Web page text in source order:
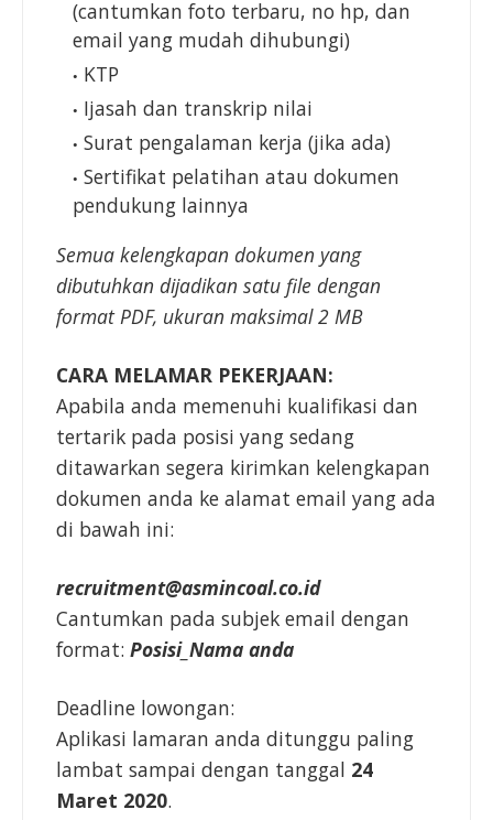
(cantumkan foto terbaru, no hp, dan
email yang mudah dihubungi)
KTP
Ijasah dan transkrip nilai
Surat pengalaman kerja (jika ada)
Sertifikat pelatihan atau dokumen
pendukung lainnya
Semua kelengkapan dokumen yang
dibutuhkan dijadikan satu file dengan
format PDF, ukuran maksimal 2 MB
CARA MELAMAR PEKERJAAN:
Apabila anda memenuhi kualifikasi dan
tertarik pada posisi yang sedang
ditawarkan segera kirimkan kelengkapan
dokumen anda ke alamat email yang ada
di bawah ini:
recruitment@asmincoal.co.id
Cantumkan pada subjek email dengan
format: Posisi_Nama anda
Deadline lowongan:
Aplikasi lamaran anda ditunggu paling
lambat sampai dengan tanggal 24
Maret 2020.